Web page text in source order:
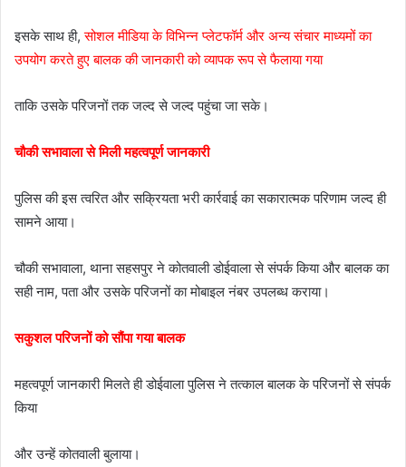
इसके साथ ही,सोशल मीडिया के विभिन्न प्लेटफॉर्म और अन्य संचार माध्यमों का
उपयोग करते हुए बालक की जानकारी को व्यापक रूप से फैलाया गया
ताकि उसके परिजनों तक जल्द से जल्द पहुंचा जा सके।
चौकी सभावाला से मिली महत्वपूर्ण जानकारी
पुलिस की इस त्वरित और सक्रियता भरी कार्रवाई का सकारात्मक परिणाम जल्द ही
सामने आया।
चौकी सभावाला, थाना सहसपुर ने कोतवाली डोईवाला से संपर्क किया और बालक का
सही नाम, पता और उसके परिजनों का मोबाइल नंबर उपलब्ध कराया।
सकुशल परिजनों को सौंपा गया बालक
महत्वपूर्ण जानकारी मिलते ही डोईवाला पुलिस ने तत्काल बालक के परिजनों से संपर्क
किया
और उन्हें कोतवाली बुलाया।